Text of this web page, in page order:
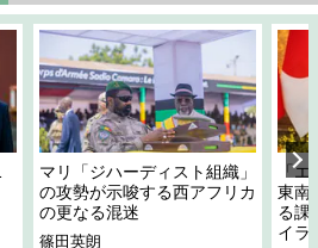
マリ「ジハーディスト組織」
の攻勢が示唆する西アフリカ
の更なる混迷
篠田英朗
「
東南
る課
イラ